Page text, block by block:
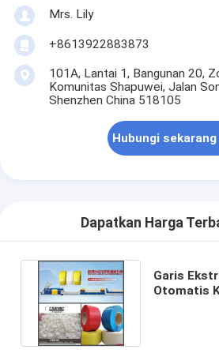
Mrs. Lily
+8613922883873
101A, Lantai 1, Bangunan 20,
Komunitas Shapuwei, Jalan
Shenzhen China 518105
Hubungi sekarang
Dapatkan Harga
Garis
Otomatis